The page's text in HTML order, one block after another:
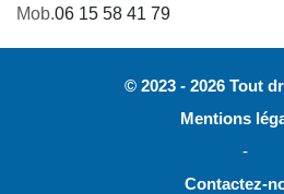
Mob.06 15 58 41 79
© 2023 - 2026 Tout
Mentions
-
Contactez-